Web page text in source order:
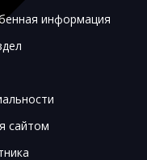
информация
сайтом